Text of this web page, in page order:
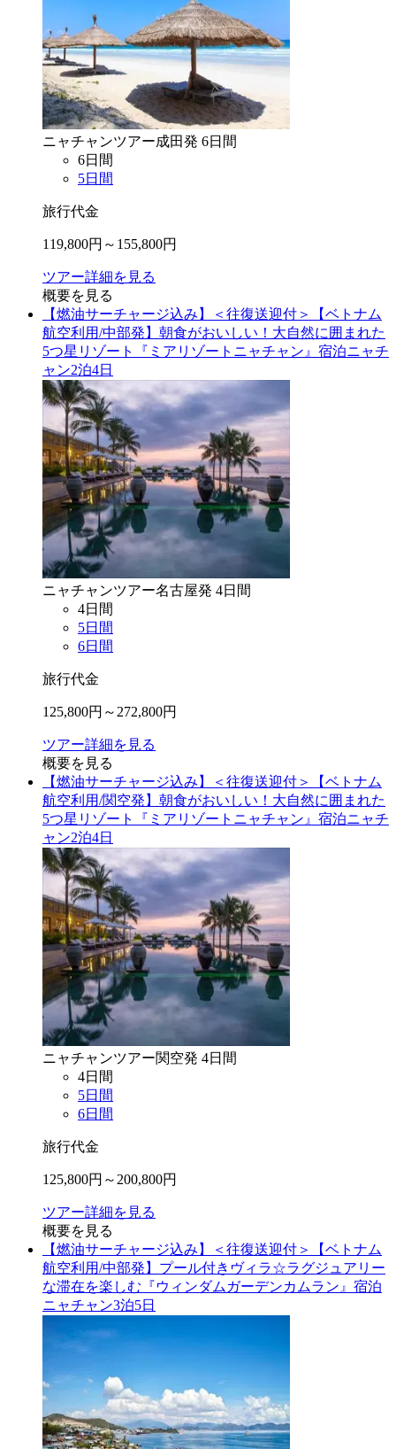
ニャチャンツアー成田発 6日間
6日間
5日間
旅行代金
119,800円～ 155,800円
ツアー詳細を見る
概要を見る
【燃油サーチャージ込み】＜往復送迎付＞【ベトナム
航空利用/中部発】朝食がおいしい！大自然に囲まれた
5つ星リゾート『ミアリゾートニャチャン』宿泊ニャチ
ャン2泊4日
ニャチャンツアー名古屋発 4日間
4日間
5日間
6日間
旅行代金
125,800円～ 272,800円
ツアー詳細を見る
概要を見る
【燃油サーチャージ込み】＜往復送迎付＞【ベトナム
航空利用/関空発】朝食がおいしい！大自然に囲まれた
5つ星リゾート『ミアリゾートニャチャン』宿泊ニャチ
ャン2泊4日
ニャチャンツアー関空発 4日間
4日間
5日間
6日間
旅行代金
125,800円～ 200,800円
ツアー詳細を見る
概要を見る
【燃油サーチャージ込み】＜往復送迎付＞【ベトナム
航空利用/中部発】プール付きヴィラ☆ラグジュアリー
な滞在を楽しむ『ウィンダムガーデンカムラン』宿泊
ニャチャン3泊5日